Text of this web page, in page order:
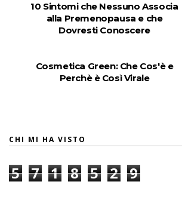
10 Sintomi che Nessuno Associa
alla Premenopausa e che
Dovresti Conoscere
Cosmetica Green: Che Cos'è e
Perchè è Così Virale
CHI MI HA VISTO
5 7 1 8 5 2 9